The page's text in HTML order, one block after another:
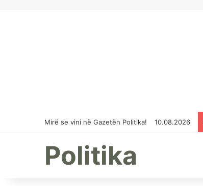
Mirë se vini në Gazetën Politika! 10.08.2026
Politika